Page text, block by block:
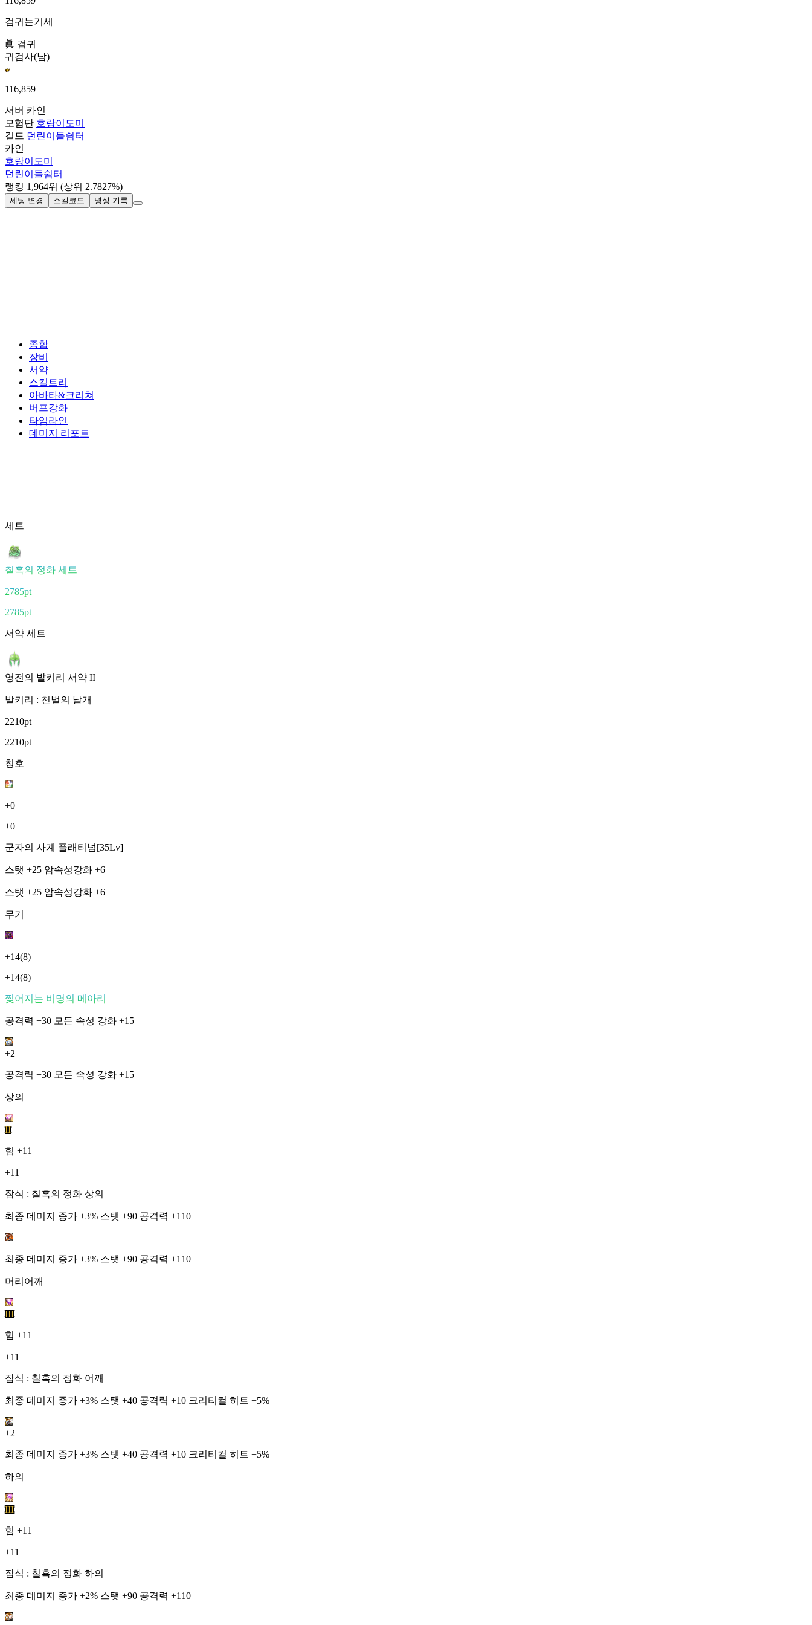
검귀는기세
眞 검귀
귀검사(남)
116,859
서버 카인
모험단 호랑이도미
길드 던린이들쉼터
카인
호랑이도미
던린이들쉼터
랭킹 1,964위 (상위 2.7827%)
세팅 변경 스킬코드 명성 기록
종합
장비
서약
스킬트리
아바타&크리쳐
버프강화
타임라인
데미지 리포트
세트
칠흑의 정화 세트
2785pt
2785pt
서약 세트
영전의 발키리 서약 II
발키리 : 천벌의 날개
2210pt
2210pt
칭호
+0
+0
군자의 사계 플래티넘[35Lv]
스탯 +25 암속성강화 +6
스탯 +25 암속성강화 +6
무기
+14(8)
+14(8)
찢어지는 비명의 메아리
공격력 +30 모든 속성 강화 +15
+2
공격력 +30 모든 속성 강화 +15
상의
II
힘 +11
+11
잠식 : 칠흑의 정화 상의
최종 데미지 증가 +3% 스탯 +90 공격력 +110
최종 데미지 증가 +3% 스탯 +90 공격력 +110
머리어깨
III
힘 +11
+11
잠식 : 칠흑의 정화 어깨
최종 데미지 증가 +3% 스탯 +40 공격력 +10 크리티컬 히트 +5%
+2
최종 데미지 증가 +3% 스탯 +40 공격력 +10 크리티컬 히트 +5%
하의
III
힘 +11
+11
잠식 : 칠흑의 정화 하의
최종 데미지 증가 +2% 스탯 +90 공격력 +110